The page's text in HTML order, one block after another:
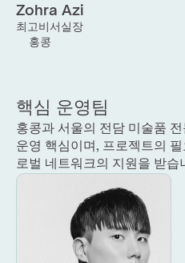
Zohra Azi
최고비서실장
홍콩
핵심 운영팀
홍콩과 서울의 전담 미술품
운영 핵심이며, 프로젝트의
로벌 네트워크의 지원을 받습